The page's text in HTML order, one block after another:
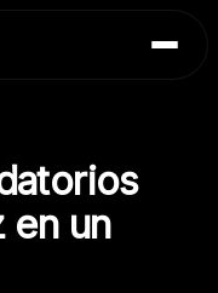
en un